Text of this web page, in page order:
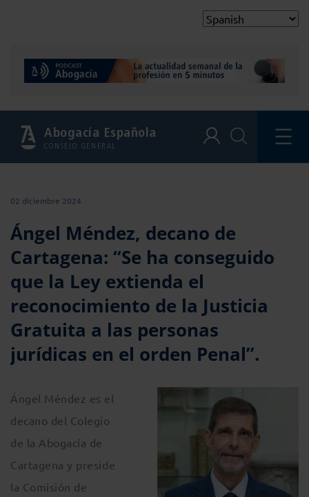
Abogacía Española
CONSEJO GENERAL
02 diciembre 2024
Ángel Méndez, decano de
Cartagena: “Se ha conseguido
que la Ley extienda el
reconocimiento de la Justicia
Gratuita a las personas
jurídicas en el orden Penal”.
Ángel Méndez es el
decano del Colegio
de la Abogacía de
Cartagena y preside
la Comisión de